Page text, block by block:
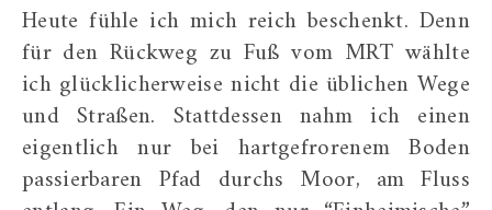
Heute fühle ich mich reich beschenkt. Denn
für den Rückweg zu Fuß vom MRT wählte
ich glücklicherweise nicht die üblichen Wege
und Straßen. Stattdessen nahm ich einen
eigentlich nur bei hartgefrorenem Boden
passierbaren Pfad durchs Moor, am Fluss